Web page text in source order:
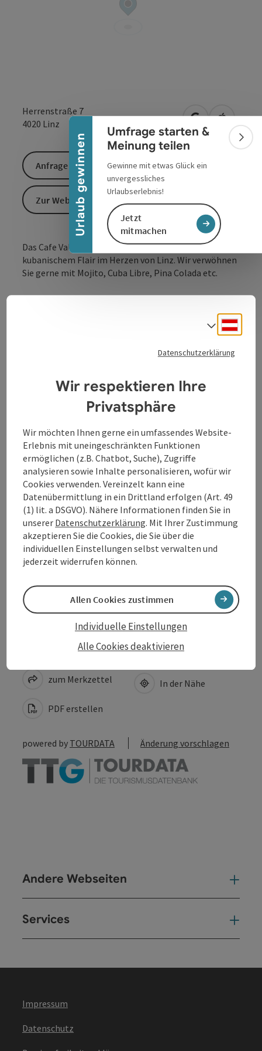
Urlaub gewinnen
Banner einklappen
Umfrage starten &
Meinung teilen
Gewinne mit etwas Glück ein
unvergessliches
Urlaubserlebnis!
Jetzt
mitmachen
Herrenstraße 7
4020 Linz in Google
in
Das Cafe Valdés ist das klassische Kaffeehaus mit
kubanischem Flair im Herzen von Linz. Wir verwöhnen
Sie gerne mit Mojito, Cuba Libre, Pina Colada etc.
entspannen. Am Wochenende wird der Abend mit
heißen Salsa-Rhythmen musikalisch untermalt.
Kontakt
Öffnungszeiten
Küche
Preise
Anreise/Lage
Anfrage senden
Zur Website
Beitrag merken
zum Merkzettel
PDF erstellen
Beitrag drucken
In der Nähe
powered by TOURDATA Änderung vorschlagen
Andere Webseiten
Services
Impressum
Datenschutz
Datenschutzerklärung
Wir respektieren Ihre
Privatsphäre
Wir möchten Ihnen gerne ein umfassendes Website-
Erlebnis mit uneingeschränkten Funktionen
ermöglichen (z.B. Chatbot, Suche), Zugriffe
analysieren sowie Inhalte personalisieren, wofür wir
Cookies verwenden. Vereinzelt kann eine
Datenübermittlung in ein Drittland erfolgen (Art. 49
(1) lit. a DSGVO). Nähere Informationen finden Sie in
unserer Datenschutzerklärung. Mit Ihrer Zustimmung
akzeptieren Sie die Cookies, die Sie über die
individuellen Einstellungen selbst verwalten und
jederzeit widerrufen können.
Alle Cookies deaktivieren
Individuelle Einstellungen
Allen Cookies zustimmen